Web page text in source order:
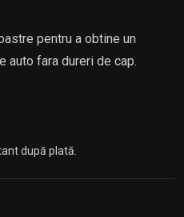
pentru a obtine un
auto fara dureri de cap.
după plată.